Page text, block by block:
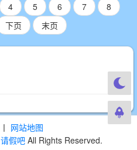
4 5 6 7
8
下页 末页
丨 网站地图
请假吧 All Rights Reserved.